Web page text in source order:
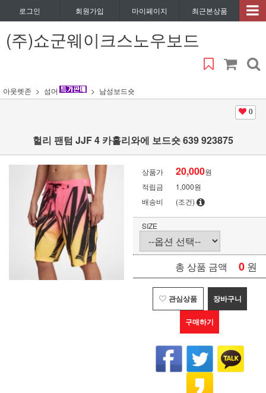
로그인 회원가입 마이페이지 최근본상품
(주)쇼군웨이크스노우보드
아웃렛존 섬머 남성보드숏
0
헐리 팬텀 JJF 4 카훌리와에 보드숏 639 923875
상품가 20,000원
적립금
1,000원
배송비
(조건)
SIZE
총 상품 금액 0 원
관심상품 장바구니
구매하기